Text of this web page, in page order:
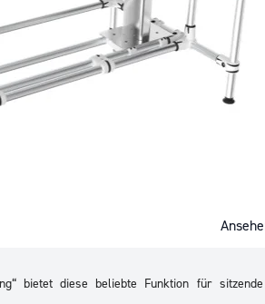
bietet diese beliebte Funktion für